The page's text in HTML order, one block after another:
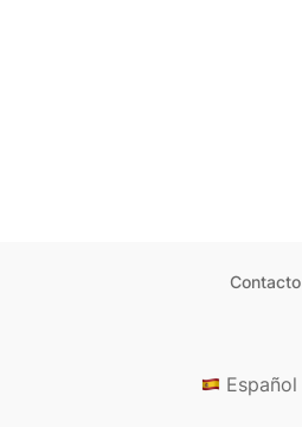
Contacto
Español